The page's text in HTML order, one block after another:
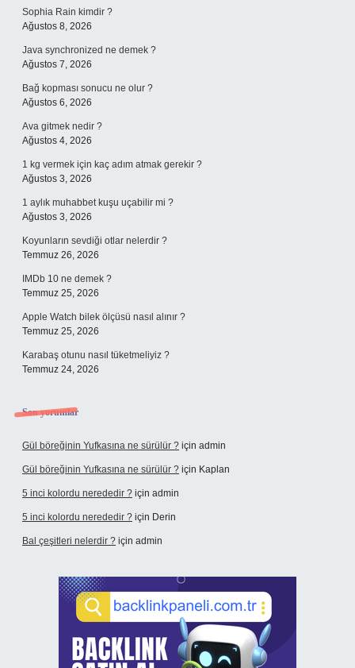
Sophia Rain kimdir ?
Ağustos 8, 2026
Java synchronized ne demek ?
Ağustos 7, 2026
Bağ kopması sonucu ne olur ?
Ağustos 6, 2026
Ava gitmek nedir ?
Ağustos 4, 2026
1 kg vermek için kaç adım atmak gerekir ?
Ağustos 3, 2026
1 aylık muhabbet kuşu uçabilir mi ?
Ağustos 3, 2026
Koyunların sevdiği otlar nelerdir ?
Temmuz 26, 2026
IMDb 10 ne demek ?
Temmuz 25, 2026
Apple Watch bilek ölçüsü nasıl alınır ?
Temmuz 25, 2026
Karabaş otunu nasıl tüketmeliyiz ?
Temmuz 24, 2026
Son yorumlar
Gül böreğinin Yufkasına ne sürülür ? için admin
Gül böreğinin Yufkasına ne sürülür ? için Kaplan
5 inci kolordu nerededir ? için admin
5 inci kolordu nerededir ? için Derin
Bal çeşitleri nelerdir ? için admin